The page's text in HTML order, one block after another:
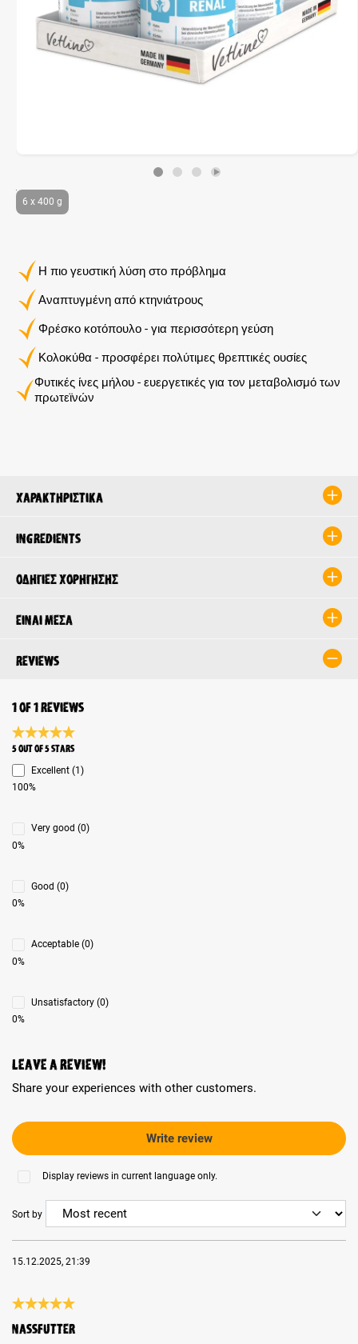
Η πιο γευστική λύση στο πρόβλημα
Αναπτυγμένη από κτηνιάτρους
Φρέσκο κοτόπουλο - για περισσότερη γεύση
Κολοκύθα - προσφέρει πολύτιμες θρεπτικές ουσίες
Φυτικές ίνες μήλου - ευεργετικές για τον μεταβολισμό των
πρωτεϊνών
6 x 400 g
Χαρακτηριστικά
Ingredients
Οδηγίες χορήγησης
Είναι μέσα
Reviews
1 of 1 reviews
Average rating 5 of 5 Stars
5 out of 5 stars
Excellent (1)
100%
Very good (0)
0%
Good (0)
0%
Acceptable (0)
0%
Unsatisfactory (0)
0%
Leave a review!
Share your experiences with other customers.
Write review
Display reviews in current language only.
Sort by
15.12.2025, 21:39
Nassfutter